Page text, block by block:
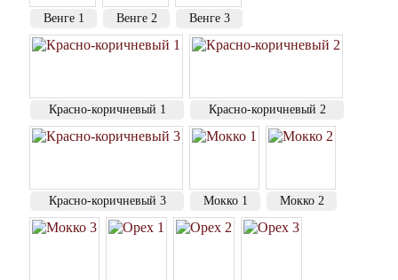
Венге 1 Венге 2 Венге 3
Красно-коричневый 1 Красно-коричневый 2
Красно-коричневый 3 Мокко 1 Мокко 2